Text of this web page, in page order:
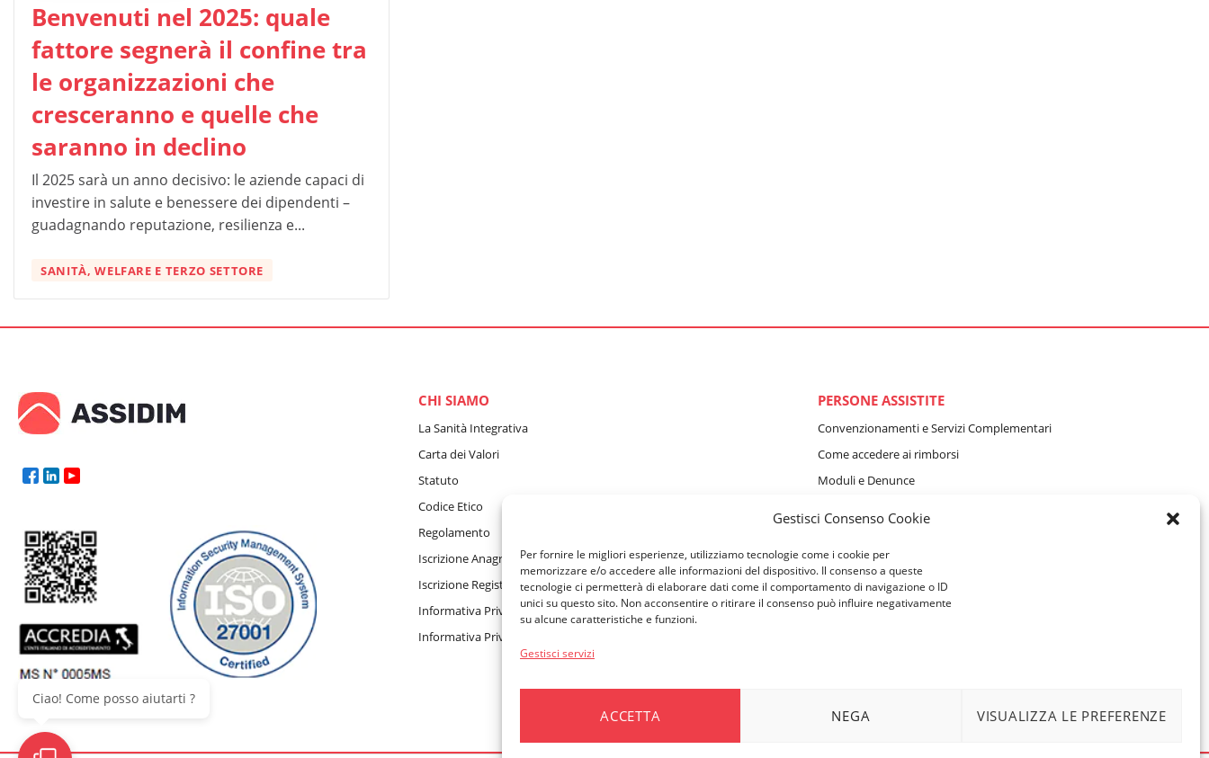
Gestisci Consenso Cookie
Per fornire le migliori esperienze, utilizziamo tecnologie come i cookie per
memorizzare e/o accedere alle informazioni del dispositivo. Il consenso a queste
tecnologie ci permetterà di elaborare dati come il comportamento di navigazione o ID
unici su questo sito. Non acconsentire o ritirare il consenso può influire negativamente
su alcune caratteristiche e funzioni.
Gestisci servizi
ACCETTA NEGA VISUALIZZA LE PREFERENZE
Benvenuti nel 2025: quale
fattore segnerà il confine tra
le organizzazioni che
cresceranno e quelle che
saranno in declino
Il 2025 sarà un anno decisivo: le aziende capaci di
investire in salute e benessere dei dipendenti –
guadagnando reputazione, resilienza e...
SANITÀ, WELFARE E TERZO SETTORE
CHI SIAMO
La Sanità Integrativa
Carta dei Valori
Statuto
Codice Etico
Regolamento
Iscrizione Anagrafe Fondi
Iscrizione Registro Persone Giuridiche
Informativa Privacy Sito Internet, Cookie e assistente virtuale GAIA
Informativa Privacy Beneficiari
PERSONE ASSISTITE
Convenzionamenti e Servizi Complementari
Come accedere ai rimborsi
Moduli e Denunce
AZIENDE ASSOCIATE
Moduli e Denunce
Dati ASSIDIM per i pagamenti
Ciao! Come posso aiutarti ?